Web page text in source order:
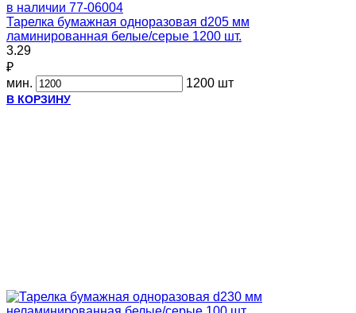
в наличии 77-06004
Тарелка бумажная одноразовая d205 мм
ламинированная белые/серые 1200 шт.
3.29
₽
мин.
1200 шт
В КОРЗИНУ